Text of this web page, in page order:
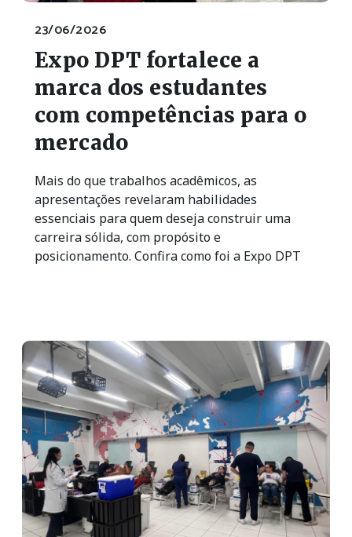
23/06/2026
Expo DPT fortalece a
marca dos estudantes
com competências para o
mercado
Mais do que trabalhos acadêmicos, as
apresentações revelaram habilidades
essenciais para quem deseja construir uma
carreira sólida, com propósito e
posicionamento. Confira como foi a Expo DPT